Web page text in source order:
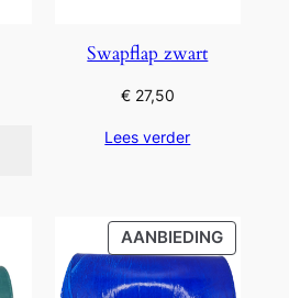
Swapflap zwart
€27,50
Lees verder
AANBIEDING
IN
DE